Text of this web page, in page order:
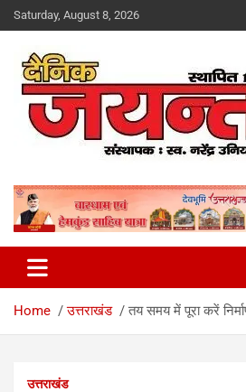
Skip
to
Saturday, August 8, 2026
Dainik Jayant
Home उत्तराखंड तय समय में पूरा करें
उत्तराखंड